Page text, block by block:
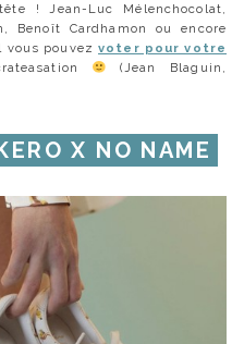
! Jean-Luc Mélenchocolat,
Benoît Cardhamon ou encore
vous pouvezvoter pour votre
(Jean Blaguin,
X NO NAME